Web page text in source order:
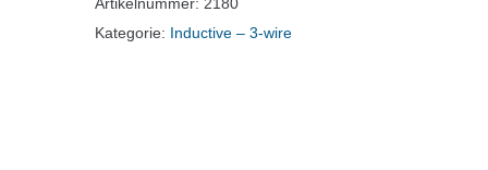
Kategorie: Inductive – 3-wire